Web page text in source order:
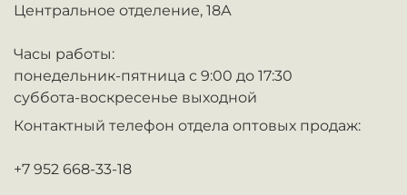
Центральное отделение, 18А
Часы работы:
понедельник-пятница с 9:00 до 17:30
суббота-воскресенье выходной
Контактный телефон отдела оптовых продаж:
+7 952 668-33-18